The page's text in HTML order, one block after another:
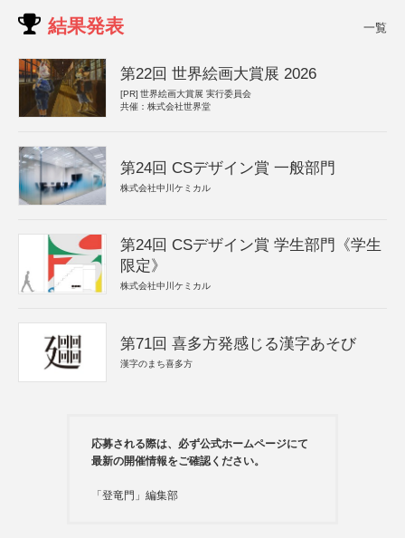
結果発表 一覧
第22回 世界絵画大賞展 2026
[PR] 世界絵画大賞展 実行委員会
共催：株式会社世界堂
第24回 CSデザイン賞 一般部門
株式会社中川ケミカル
第24回 CSデザイン賞 学生部門《学生
限定》
株式会社中川ケミカル
第71回 喜多方発感じる漢字あそび
漢字のまち喜多方
応募される際は、必ず公式ホームページにて
最新の開催情報をご確認ください。
「登竜門」編集部